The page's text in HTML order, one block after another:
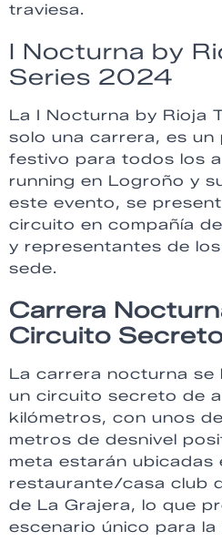
traviesa.
I Nocturna by
Series 2024
La I Nocturna by Rioja
solo una carrera, es
festivo para todos los
running en Logroño y
este evento, se
circuito en compañía
y representantes de
sede.
Carrera
Circuito
La carrera nocturna se
un circuito secreto de
kilómetros, con unos
metros de desnivel
meta estarán ubicadas
restaurante/casa club
de La Grajera, lo que
escenario único para la